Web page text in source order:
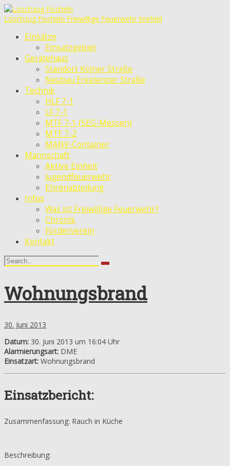
Löschzug Fischeln Freiwillige Feuerwehr Krefeld
Einsätze
Einsatzgebiet
Gerätehaus
Standort Kölner Straße
Neubau Erkelenzer Straße
Technik
HLF 7-1
LF 7-1
MTF 7-1 (SEG-Messen)
MTF 7-2
MANV-Container
Mannschaft
Aktive Einheit
Jugendfeuerwehr
Ehrenabteilung
Infos
Was ist Freiwillige Feuerwehr?
Chronik
Förderverein
Kontakt
Wohnungsbrand
30. Juni 2013
Datum: 30. Juni 2013 um 16:04 Uhr
Alarmierungsart: DME
Einsatzart: Wohnungsbrand
Einsatzbericht:
Zusammenfassung: Rauch in Küche
Beschreibung: